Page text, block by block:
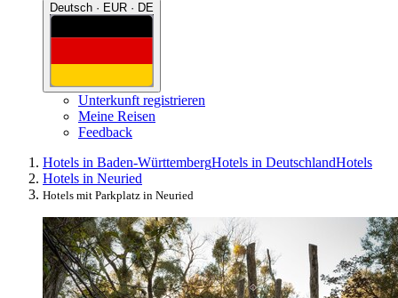
Deutsch · EUR · DE
Unterkunft registrieren
Meine Reisen
Feedback
Hotels in Baden-WürttembergHotels in DeutschlandHotels
Hotels in Neuried
Hotels mit Parkplatz in Neuried